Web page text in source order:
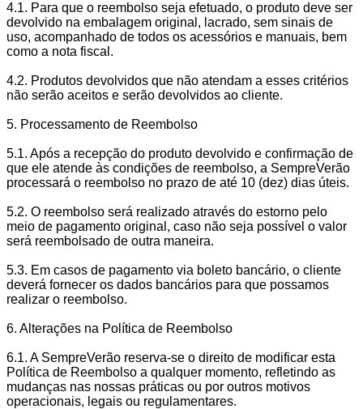
4.1. Para que o reembolso seja efetuado, o produto deve ser
devolvido na embalagem original, lacrado, sem sinais de
uso, acompanhado de todos os acessórios e manuais, bem
como a nota fiscal.
4.2. Produtos devolvidos que não atendam a esses critérios
não serão aceitos e serão devolvidos ao cliente.
5. Processamento de Reembolso
5.1. Após a recepção do produto devolvido e confirmação de
que ele atende às condições de reembolso, a SempreVerão
processará o reembolso no prazo de até 10 (dez) dias úteis.
5.2. O reembolso será realizado através do estorno pelo
meio de pagamento original, caso não seja possível o valor
será reembolsado de outra maneira.
5.3. Em casos de pagamento via boleto bancário, o cliente
deverá fornecer os dados bancários para que possamos
realizar o reembolso.
6. Alterações na Política de Reembolso
6.1. A SempreVerão reserva-se o direito de modificar esta
Política de Reembolso a qualquer momento, refletindo as
mudanças nas nossas práticas ou por outros motivos
operacionais, legais ou regulamentares.